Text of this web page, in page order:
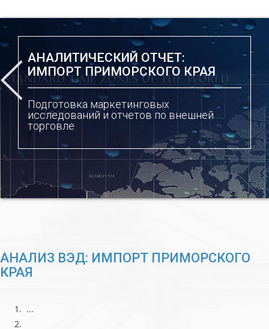
АНАЛИТИЧЕСКИЙ ОТЧЕТ:
ИМПОРТ ПРИМОРСКОГО КРАЯ
Подготовка маркетинговых
исследований и отчетов по внешней
торговле
АНАЛИЗ ВЭД: ИМПОРТ ПРИМОРСКОГО
КРАЯ
...